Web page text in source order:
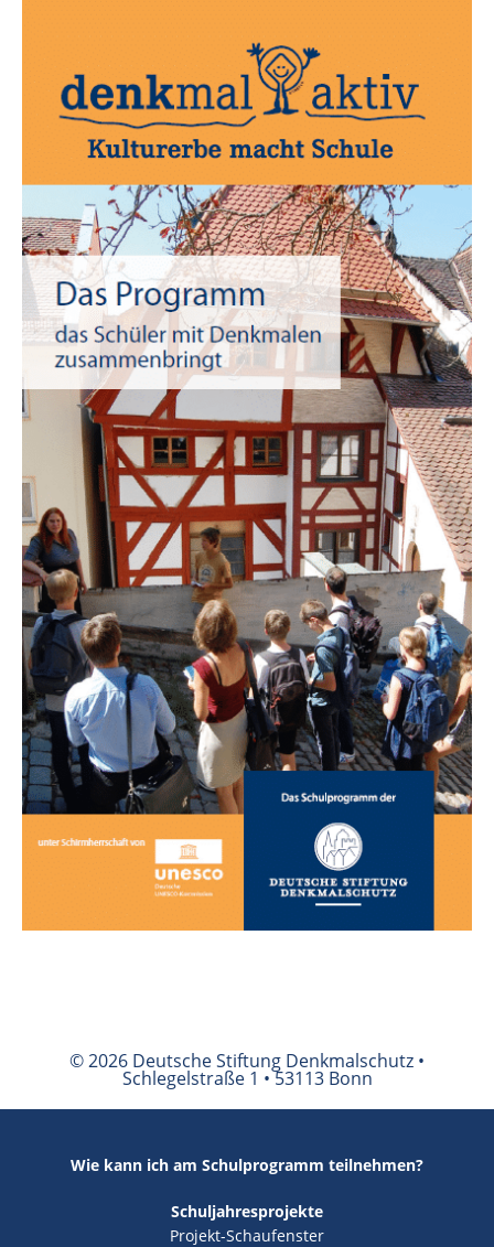
© 2026 Deutsche Stiftung Denkmalschutz •
Schlegelstraße 1 • 53113 Bonn
Wie kann ich am Schulprogramm teilnehmen?
Schuljahresprojekte
Projekt-Schaufenster